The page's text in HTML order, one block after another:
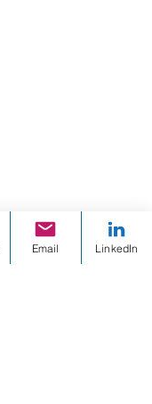
Email LinkedIn